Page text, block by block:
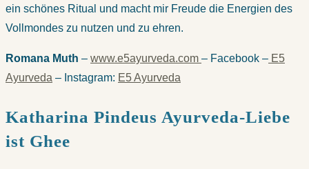
ein schönes Ritual und macht mir Freude die Energien des
Vollmondes zu nutzen und zu ehren.
Romana Muth – www.e5ayurveda.com – Facebook – E5
Ayurveda – Instagram: E5 Ayurveda
Katharina Pindeus Ayurveda-Liebe
ist Ghee